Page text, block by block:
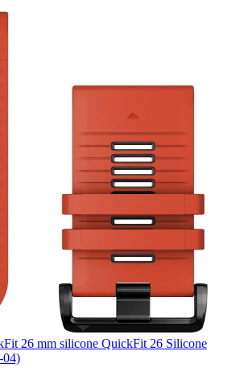
26 mm silicone QuickFit 26 Silicone
04)